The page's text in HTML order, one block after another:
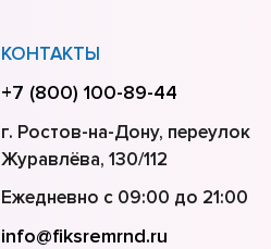
КОНТАКТЫ
+7 (800) 100-89-44
г. Ростов-на-Дону, переулок
Журавлёва, 130/112
Ежедневно с 09:00 до 21:00
info@fiksremrnd.ru